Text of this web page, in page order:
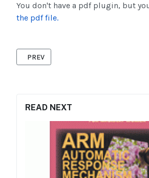
READ NEXT
You don't have a pdf plugin, but
the pdf file.
PREVIOUS ARTICLE: REGULAR
PREV